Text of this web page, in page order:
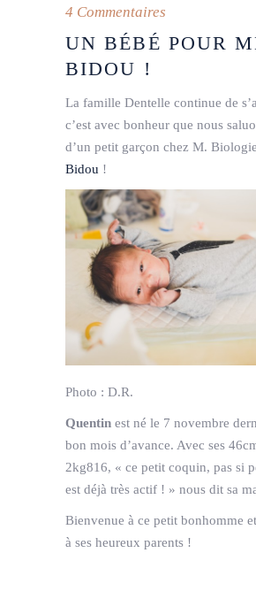
4 Commentaires
UN BÉBÉ POUR
BIDOU !
La famille Dentelle continue de
c’est avec bonheur que nous
d’un petit garçon chez M.
Bidou !
Photo : D.R.
Quentin est né le 7 novembre
bon mois d’avance. Avec ses
2kg816, « ce petit coquin, pas si
est déjà très actif ! » nous dit sa
Bienvenue à ce petit bonhomme
à ses heureux parents !